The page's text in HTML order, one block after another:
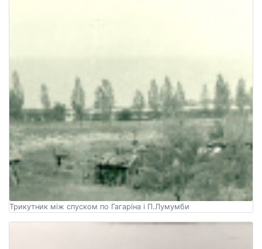
Трикутник між спуском по Гагаріна і П.Лумумби